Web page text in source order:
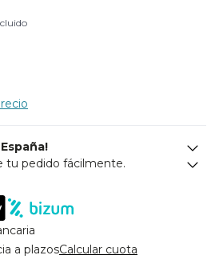
tu pedido fácilmente.
a plazosCalcular cuota